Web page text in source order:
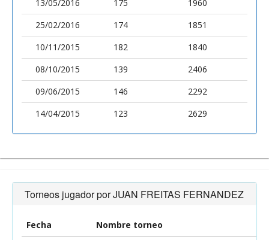
13/05/2016
175
1960
25/02/2016
174
1851
10/11/2015
182
1840
08/10/2015
139
2406
09/06/2015
146
2292
14/04/2015
123 2629
Torneos jugador por JUAN FREITAS FERNANDEZ
Fecha
Nombre torneo